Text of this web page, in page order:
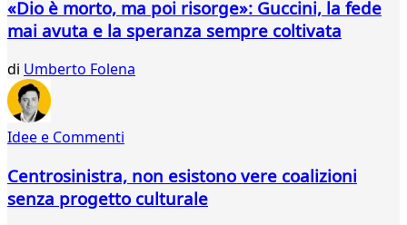
«Dio è morto, ma poi risorge»: Guccini, la fede
mai avuta e la speranza sempre coltivata
di Umberto Folena
Idee e Commenti
Centrosinistra, non esistono vere coalizioni
senza progetto culturale